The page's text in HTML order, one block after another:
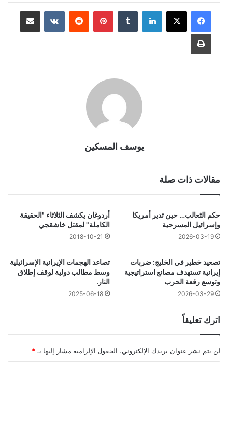
لينكدإن بينتيريست مشاركة عبر البريد
طباعة
يوسف المسكين
مقالات ذات صلة
حكم الثعالب… حين تدير أمريكا
وإسرائيل المسرحية
2026-03-19
أردوغان يكشف الثلاثاء "الحقيقة
الكاملة" لمقتل خاشقجي
2018-10-21
تصعيد خطير في الخليج: ضربات
إيرانية تستهدف مصانع استراتيجية
وتوسع رقعة الحرب
2026-03-29
تصاعد الهجمات الإيرانية الإسرائيلية
وسط مطالب دولية لوقف إطلاق
النار.
2025-06-18
اترك تعليقاً
لن يتم نشر عنوان بريدك الإلكتروني. الحقول الإلزامية مشار إليها بـ *